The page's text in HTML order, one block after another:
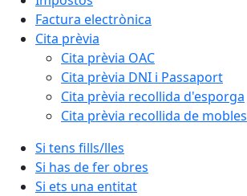
Factura electrònica
Cita prèvia
Cita prèvia OAC
Cita prèvia DNI i Passaport
Cita prèvia recollida d'esporga
Cita prèvia recollida de mobles
Si tens fills/lles
Si has de fer obres
Si ets una entitat